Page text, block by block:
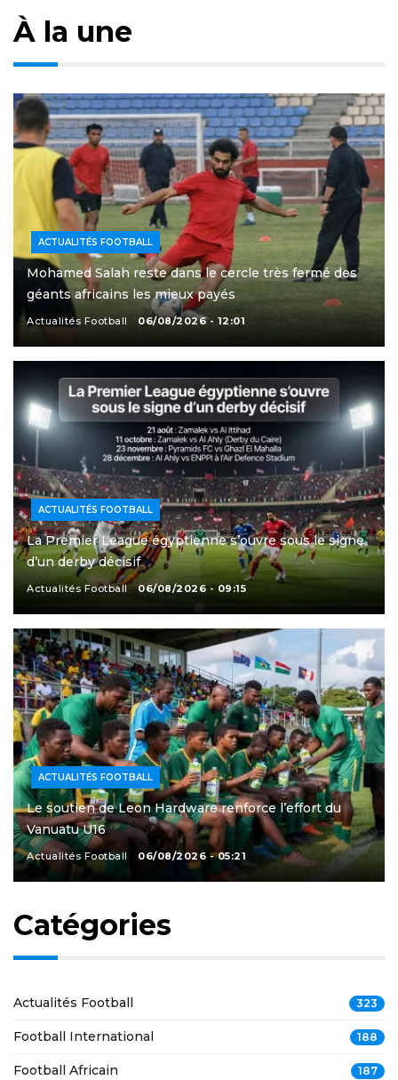
À la une
ACTUALITÉS FOOTBALL
Mohamed Salah reste dans le cercle très fermé des
géants africains les mieux payés
Actualités Football 06/08/2026 - 12:01
ACTUALITÉS FOOTBALL
La Premier League égyptienne s’ouvre sous le signe
d’un derby décisif
Actualités Football 06/08/2026 - 09:15
ACTUALITÉS FOOTBALL
Le soutien de Leon Hardware renforce l’effort du
Vanuatu U16
Actualités Football 06/08/2026 - 05:21
Catégories
Actualités Football 323
Football International 188
Football Africain 187